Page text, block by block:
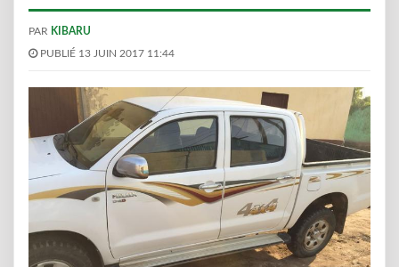
PAR KIBARU
PUBLIÉ 13 JUIN 2017 11:44